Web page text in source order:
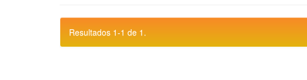
Resultados 1-1 de 1.